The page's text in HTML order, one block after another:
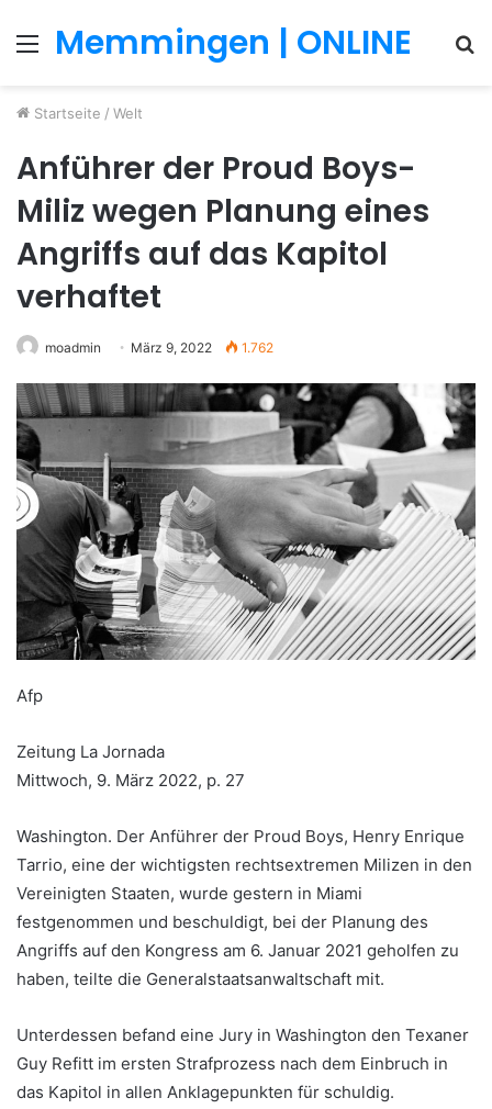
MenüMemmingen | ONLINE
Startseite / Welt
Anführer der Proud Boys-
Miliz wegen Planung eines
Angriffs auf das Kapitol
verhaftet
moadmin März 9, 2022 1.762
Afp
Zeitung La Jornada
Mittwoch, 9. März 2022, p. 27
Washington. Der Anführer der Proud Boys, Henry Enrique
Tarrio, eine der wichtigsten rechtsextremen Milizen in den
Vereinigten Staaten, wurde gestern in Miami
festgenommen und beschuldigt, bei der Planung des
Angriffs auf den Kongress am 6. Januar 2021 geholfen zu
haben, teilte die Generalstaatsanwaltschaft mit.
Unterdessen befand eine Jury in Washington den Texaner
Guy Refitt im ersten Strafprozess nach dem Einbruch in
das Kapitol in allen Anklagepunkten für schuldig.